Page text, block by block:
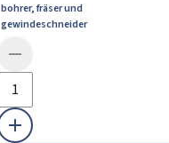
bohrer, fräser und
gewindeschneider